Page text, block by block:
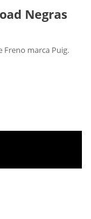
Negras
Freno marca Puig.